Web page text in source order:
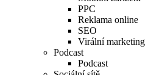
PPC
Reklama online
SEO
Virální marketing
Podcast
Podcast